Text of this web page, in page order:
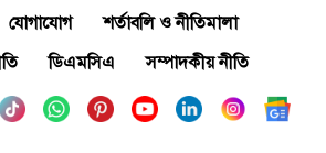
যোগাযোগ
শর্তাবলি ও নীতিমালা
ডিএমসিএ সম্পাদকীয় নীতি